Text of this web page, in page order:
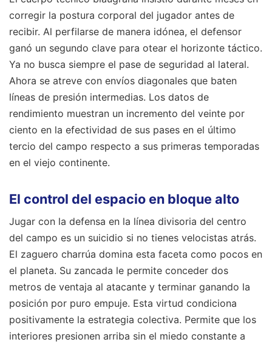
corregir la postura corporal del jugador antes de
recibir. Al perfilarse de manera idónea, el defensor
ganó un segundo clave para otear el horizonte táctico.
Ya no busca siempre el pase de seguridad al lateral.
Ahora se atreve con envíos diagonales que baten
líneas de presión intermedias. Los datos de
rendimiento muestran un incremento del veinte por
ciento en la efectividad de sus pases en el último
tercio del campo respecto a sus primeras temporadas
en el viejo continente.
El control del espacio en bloque alto
Jugar con la defensa en la línea divisoria del centro
del campo es un suicidio si no tienes velocistas atrás.
El zaguero charrúa domina esta faceta como pocos en
el planeta. Su zancada le permite conceder dos
metros de ventaja al atacante y terminar ganando la
posición por puro empuje. Esta virtud condiciona
positivamente la estrategia colectiva. Permite que los
interiores presionen arriba sin el miedo constante a